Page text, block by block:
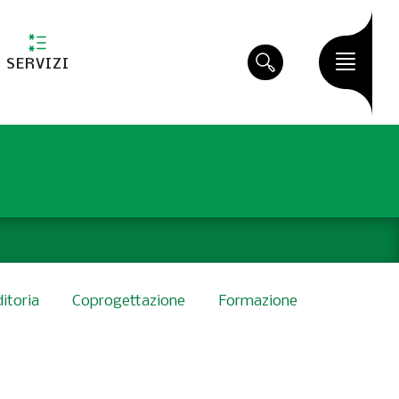
SERVIZI
Coprogettazione Formazione